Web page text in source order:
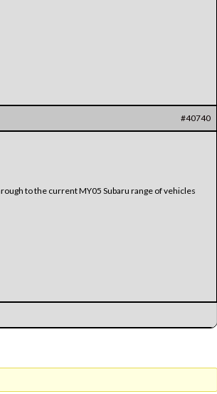
#40740
to the current MY05 Subaru range of vehicles